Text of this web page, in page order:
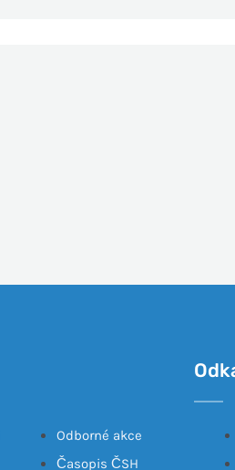
Odborné akce
Časopis ČSH